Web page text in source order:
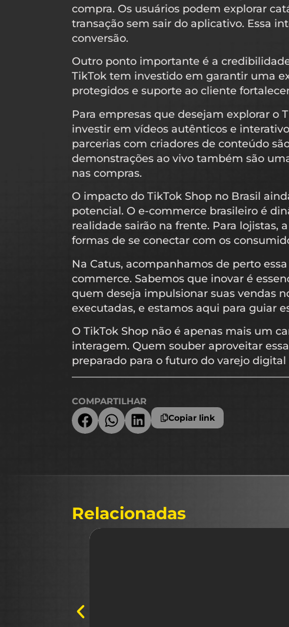
compra. Os usuários podem explorar
transação sem sair do aplicativo. Essa
conversão.
Outro ponto importante é a
TikTok tem investido em garantir uma
protegidos e suporte ao cliente
Para empresas que desejam explorar o
investir em vídeos autênticos e
parcerias com criadores de conteúdo
demonstrações ao vivo também são
nas compras.
O impacto do TikTok Shop no Brasil
potencial. O e-commerce brasileiro é
realidade sairão na frente. Para lojistas,
formas de se conectar com os
Na Catus, acompanhamos de perto
commerce. Sabemos que inovar é
quem deseja impulsionar suas vendas
executadas, e estamos aqui para guiar
O TikTok Shop não é apenas mais um
interagem. Quem souber aproveitar
preparado para o futuro do varejo digital
COMPARTILHAR
Copiar link
Relacionadas